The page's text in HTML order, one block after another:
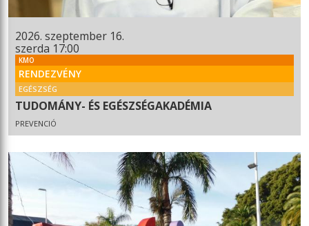
2026. szeptember 16.
szerda 17:00
KMO
RENDEZVÉNY
EGÉSZSÉG
TUDOMÁNY- ÉS EGÉSZSÉGAKADÉMIA
PREVENCIÓ